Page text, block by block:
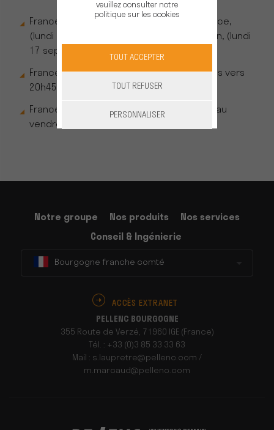
France 3 – Prime Cinéma (Quantum of Solace,
(lundi 10 septembre), et La Grande Evasion, (lundi
17 septembre) – vers 20h40
France 5 – Echappées Belles – Les samedis vers
20h45 & les dimanches vers 10h15
France Ô – Passion Découverte – Du lundi au
vendredi vers 19h55.
Notre groupe Nos produits
Nos services
Conseil & Ingénierie
Bourgogne franche comté
ACCÈS EXTRANET
PELLENC BOURGOGNE
355 Route de Verzé, 71960 IGE (France)
Tél. : +33 (0)3 85 33 33 63
Mail : s.laupretre@pellenc.com /
m.marcaud@pellenc.com
veuillez consulter notre
politique sur les cookies
TOUT ACCEPTER
TOUT REFUSER
PERSONNALISER